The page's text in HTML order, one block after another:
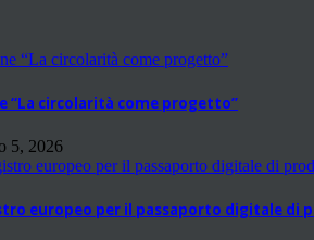
“La circolarità come progetto”
5, 2026
europeo per il passaporto digitale di